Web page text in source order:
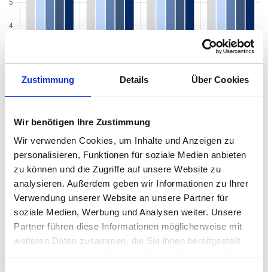
Zustimmung Details Über Cookies
Wir benötigen Ihre Zustimmung
Wir verwenden Cookies, um Inhalte und Anzeigen zu
personalisieren, Funktionen für soziale Medien anbieten
zu können und die Zugriffe auf unsere Website zu
analysieren. Außerdem geben wir Informationen zu Ihrer
Verwendung unserer Website an unsere Partner für
soziale Medien, Werbung und Analysen weiter. Unsere
Partner führen diese Informationen möglicherweise mit
weiteren Daten zusammen, die Sie ihnen bereitgestellt
Mietspiegel nach Baujahr pro qm 2026 in
Jessen (Elster)
Der Mietpreis einer Wohnung in Jessen (Elster) hängt von einer
Vielzahl von Faktoren ab, und eines der entscheidenden Kriterien
ist das Baujahr der Immobilie. Das Alter eines Gebäudes kann
einen erheblichen Einfluss auf den Mietpreis haben, da es